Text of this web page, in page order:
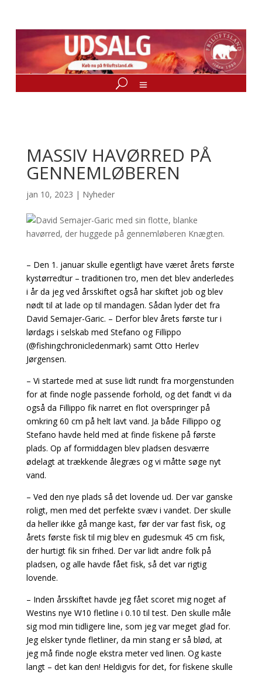
MASSIV HAVØRRED PÅ
GENNEMLØBEREN
jan 10, 2023 | Nyheder
– Den 1. januar skulle egentligt have været årets første
kystørredtur – traditionen tro, men det blev anderledes
i år da jeg ved årsskiftet også har skiftet job og blev
nødt til at lade op til mandagen. Sådan lyder det fra
David Semajer-Garic. – Derfor blev årets første tur i
lørdags i selskab med Stefano og Fillippo
(@fishingchronicledenmark) samt Otto Herlev
Jørgensen.
– Vi startede med at suse lidt rundt fra morgenstunden
for at finde nogle passende forhold, og det fandt vi da
også da Fillippo fik narret en flot overspringer på
omkring 60 cm på helt lavt vand. Ja både Fillippo og
Stefano havde held med at finde fiskene på første
plads. Op af formiddagen blev pladsen desværre
ødelagt at trækkende ålegræs og vi måtte søge nyt
vand.
– Ved den nye plads så det lovende ud. Der var ganske
roligt, men med det perfekte svæv i vandet. Der skulle
da heller ikke gå mange kast, før der var fast fisk, og
årets første fisk til mig blev en gudesmuk 45 cm fisk,
der hurtigt fik sin frihed. Der var lidt andre folk på
pladsen, og alle havde fået fisk, så det var rigtig
lovende.
– Inden årsskiftet havde jeg fået scoret mig noget af
Westins nye W10 fletline i 0.10 til test. Den skulle måle
sig mod min tidligere line, som jeg var meget glad for.
Jeg elsker tynde fletliner, da min stang er så blød, at
jeg må finde nogle ekstra meter ved linen. Og kaste
langt – det kan den! Heldigvis for det, for fiskene skulle